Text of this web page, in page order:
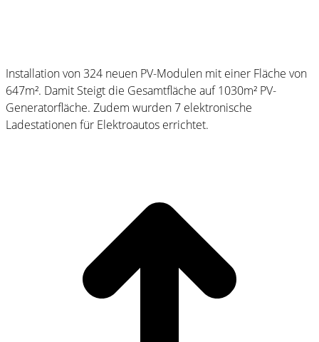
Installation von 324 neuen PV-Modulen mit einer Fläche von
647m². Damit Steigt die Gesamtfläche auf 1030m² PV-
Generatorfläche. Zudem wurden 7 elektronische
Ladestationen für Elektroautos errichtet.